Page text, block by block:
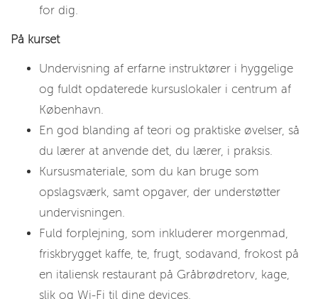
for dig.
På kurset
Undervisning af erfarne instruktører i hyggelige
og fuldt opdaterede kursuslokaler i centrum af
København.
En god blanding af teori og praktiske øvelser, så
du lærer at anvende det, du lærer, i praksis.
Kursusmateriale, som du kan bruge som
opslagsværk, samt opgaver, der understøtter
undervisningen.
Fuld forplejning, som inkluderer morgenmad,
friskbrygget kaffe, te, frugt, sodavand, frokost på
en italiensk restaurant på Gråbrødretorv, kage,
slik og Wi-Fi til dine devices.